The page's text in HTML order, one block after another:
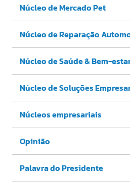
Núcleo de Mercado Pet
Núcleo de Reparação
Núcleo de Saúde & Bem-
Núcleo de Soluções
Núcleos empresariais
Opinião
Palavra do Presidente